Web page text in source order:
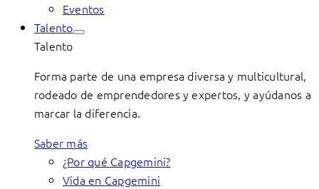
Eventos
Talento
Talento
Forma parte de una empresa diversa y multicultural,
rodeado de emprendedores y expertos, y ayúdanos a
marcar la diferencia.
Saber más
¿Por qué Capgemini?
Vida en Capgemini